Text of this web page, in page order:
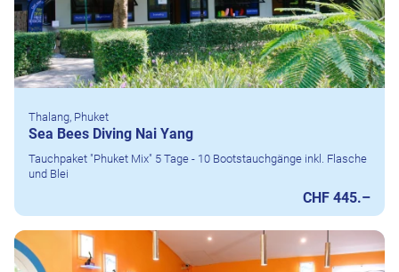
Thalang, Phuket
Sea Bees Diving Nai Yang
Tauchpaket "Phuket Mix" 5 Tage - 10 Bootstauchgänge inkl. Flasche
und Blei
CHF 445.–